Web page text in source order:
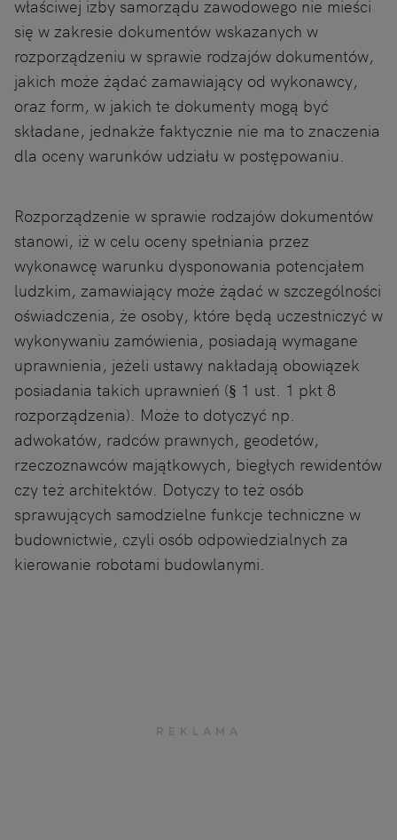
właściwej izby samorządu zawodowego nie mieści
się w zakresie dokumentów wskazanych w
rozporządzeniu w sprawie rodzajów dokumentów,
jakich może żądać zamawiający od wykonawcy,
oraz form, w jakich te dokumenty mogą być
składane, jednakże faktycznie nie ma to znaczenia
dla oceny warunków udziału w postępowaniu.
Rozporządzenie w sprawie rodzajów dokumentów
stanowi, iż w celu oceny spełniania przez
wykonawcę warunku dysponowania potencjałem
ludzkim, zamawiający może żądać w szczególności
oświadczenia, że osoby, które będą uczestniczyć w
wykonywaniu zamówienia, posiadają wymagane
uprawnienia, jeżeli ustawy nakładają obowiązek
posiadania takich uprawnień (§ 1 ust. 1 pkt 8
rozporządzenia). Może to dotyczyć np.
adwokatów, radców prawnych, geodetów,
rzeczoznawców majątkowych, biegłych rewidentów
czy też architektów. Dotyczy to też osób
sprawujących samodzielne funkcje techniczne w
budownictwie, czyli osób odpowiedzialnych za
kierowanie robotami budowlanymi.